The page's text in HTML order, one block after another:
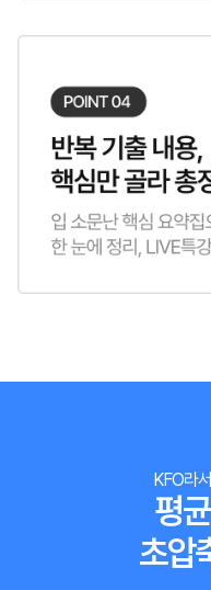
KFO라
평
초압